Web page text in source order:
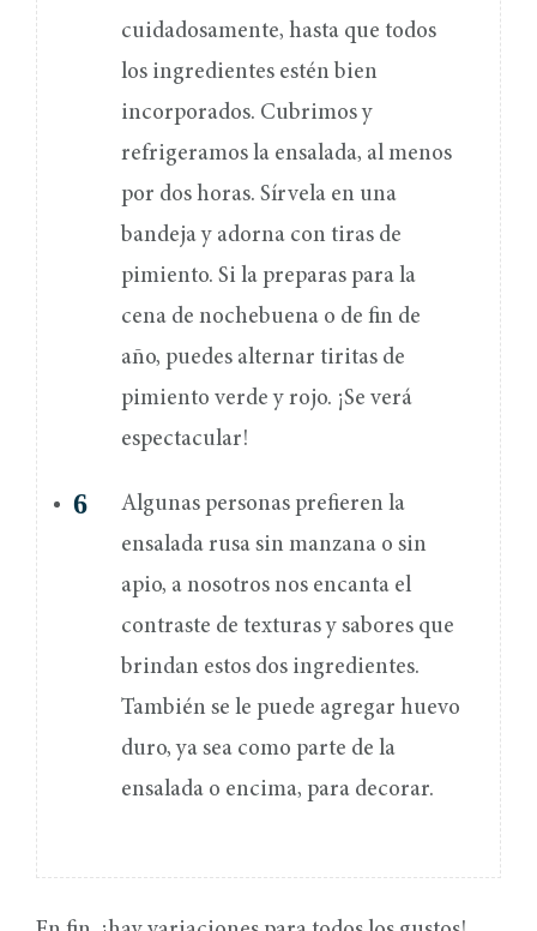
cuidadosamente, hasta que todos
los ingredientes estén bien
incorporados. Cubrimos y
refrigeramos la ensalada, al menos
por dos horas. Sírvela en una
bandeja y adorna con tiras de
pimiento. Si la preparas para la
cena de nochebuena o de fin de
año, puedes alternar tiritas de
pimiento verde y rojo. ¡Se verá
espectacular!
Algunas personas prefieren la
ensalada rusa sin manzana o sin
apio, a nosotros nos encanta el
contraste de texturas y sabores que
brindan estos dos ingredientes.
También se le puede agregar huevo
duro, ya sea como parte de la
ensalada o encima, para decorar.